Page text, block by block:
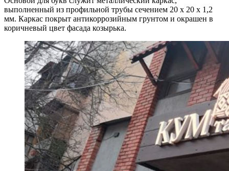
выполненный из профильной трубы сечением 20 х 20 х 1,2
мм. Каркас покрыт антикоррозийным грунтом и окрашен в
коричневый цвет фасада козырька.